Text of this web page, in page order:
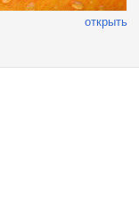
открыть